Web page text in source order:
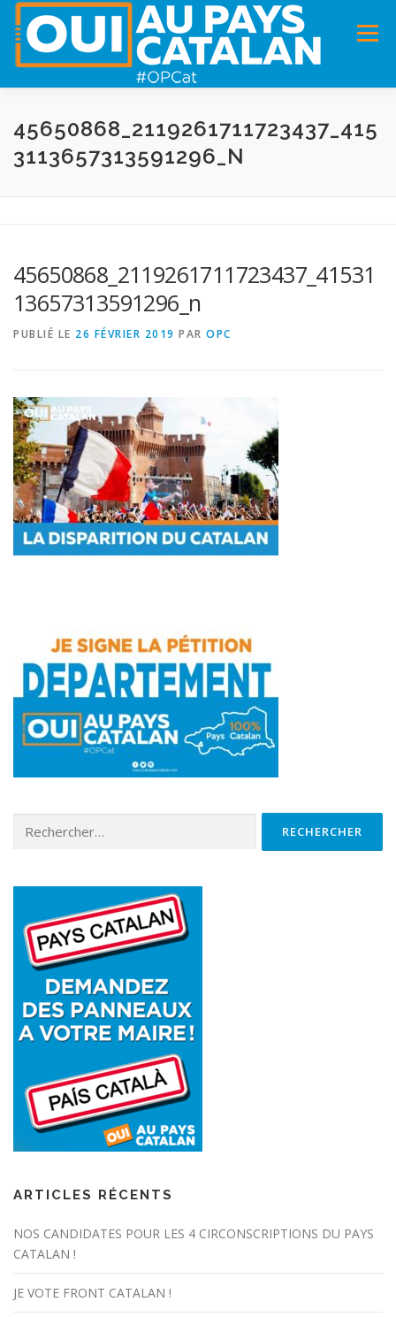
Menu
ACCUEIL INFOS DANS LA PRESSE
45650868_2119261711723437_415
3113657313591296_N
45650868_2119261711723437_41531
13657313591296_n
PUBLIÉ LE 26 FÉVRIER 2019 PAR OPC
ARTICLES RÉCENTS
NOS CANDIDATES POUR LES 4 CIRCONSCRIPTIONS DU PAYS
CATALAN !
JE VOTE FRONT CATALAN !